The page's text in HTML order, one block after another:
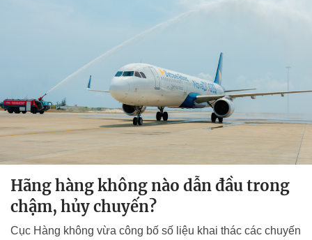
Hãng hàng không nào dẫn đầu trong
chậm, hủy chuyến?
Cục Hàng không vừa công bố số liệu khai thác các chuyến